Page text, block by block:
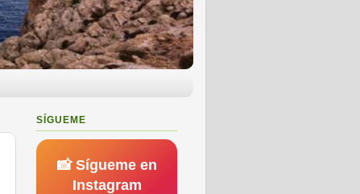
SÍGUEME
📸 Sígueme en
Instagram